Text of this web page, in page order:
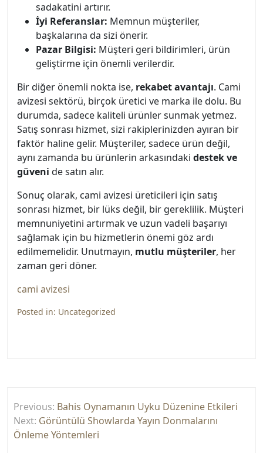
sadakatini artırır.
İyi Referanslar: Memnun müşteriler,
başkalarına da sizi önerir.
Pazar Bilgisi: Müşteri geri bildirimleri, ürün
geliştirme için önemli verilerdir.
Bir diğer önemli nokta ise, rekabet avantajı. Cami
avizesi sektörü, birçok üretici ve marka ile dolu. Bu
durumda, sadece kaliteli ürünler sunmak yetmez.
Satış sonrası hizmet, sizi rakiplerinizden ayıran bir
faktör haline gelir. Müşteriler, sadece ürün değil,
aynı zamanda bu ürünlerin arkasındaki destek ve
güveni de satın alır.
Sonuç olarak, cami avizesi üreticileri için satış
sonrası hizmet, bir lüks değil, bir gereklilik. Müşteri
memnuniyetini artırmak ve uzun vadeli başarıyı
sağlamak için bu hizmetlerin önemi göz ardı
edilmemelidir. Unutmayın, mutlu müşteriler, her
zaman geri döner.
cami avizesi
Posted in: Uncategorized
gezinmesi
Previous: Bahis Oynamanın Uyku Düzenine Etkileri
Next: Görüntülü Showlarda Yayın Donmalarını
Önleme Yöntemleri